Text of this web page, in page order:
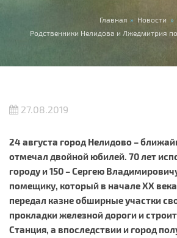
Вы здесь Главная » Новости »
Родственники Нелидова и Лжедмитрия
27.08.2019
24 августа город Нелидово –
отмечал двойной юбилей. 70 лет
городу и 150 – Сергею
помещику, который в началеXX
передал казне обширные участки
прокладки железной дороги и
Станция, а впоследствии и город